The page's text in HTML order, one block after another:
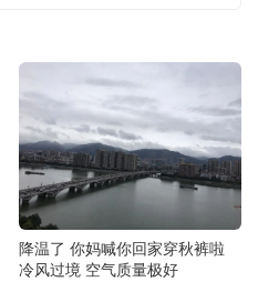
降温了 你妈喊你回家穿秋裤啦
冷风过境 空气质量极好